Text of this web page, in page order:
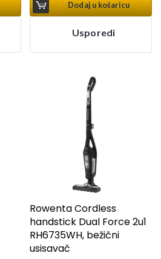
Dodaj u košaricu
Usporedi
Rowenta Cordless
handstick Dual Force 2u1
RH6735WH, bežični
usisavač